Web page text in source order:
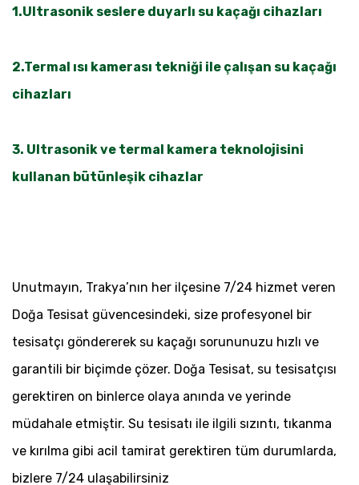
1.Ultrasonik seslere duyarlı su kaçağı cihazları
2.Termal ısı kamerası tekniği ile çalışan su kaçağı
cihazları
3. Ultrasonik ve termal kamera teknolojisini
kullanan bütünleşik cihazlar
Unutmayın, Trakya’nın her ilçesine 7/24 hizmet veren
Doğa Tesisat güvencesindeki, size profesyonel bir
tesisatçı göndererek su kaçağı sorununuzu hızlı ve
garantili bir biçimde çözer. Doğa Tesisat, su tesisatçısı
gerektiren on binlerce olaya anında ve yerinde
müdahale etmiştir. Su tesisatı ile ilgili sızıntı, tıkanma
ve kırılma gibi acil tamirat gerektiren tüm durumlarda,
bizlere 7/24 ulaşabilirsiniz